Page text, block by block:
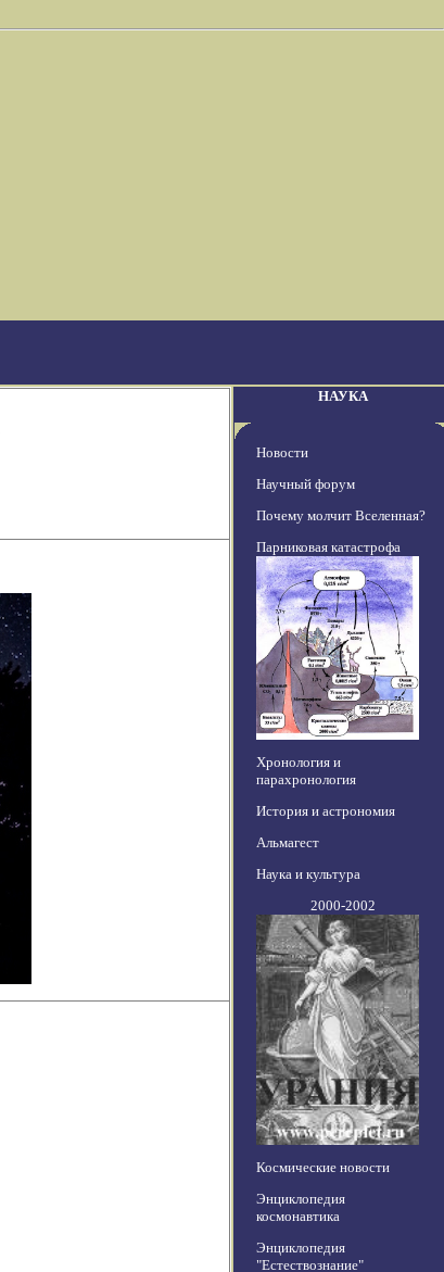
НАУКА
Новости
Научный форум
Почему молчит Вселенная?
Парниковая катастрофа
Хронология и
парахронология
История и астрономия
Альмагест
Наука и культура
2000-2002
Космические новости
Энциклопедия
космонавтика
Энциклопедия
"Естествознание"